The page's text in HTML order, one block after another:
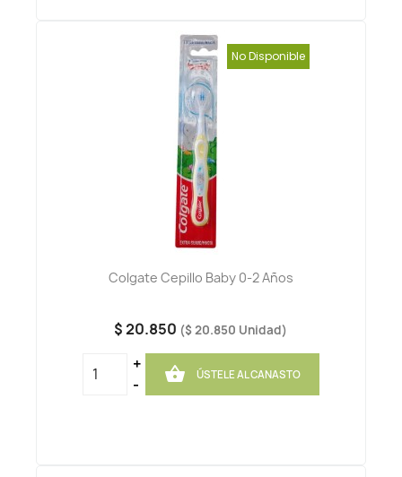
Colgate Cepillo Baby 0-2 Años
$ 20.850 ($ 20.850 Unidad)
+
-
 ÚSTELE AL CANASTO
No Disponible